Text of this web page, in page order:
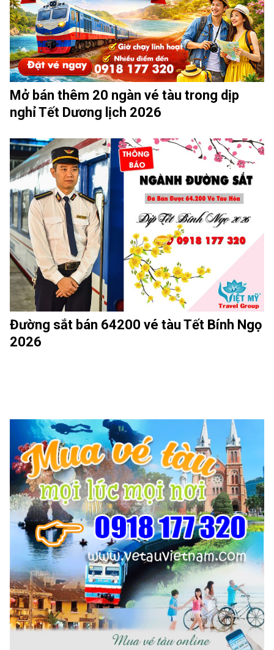
Mở bán thêm 20 ngàn vé tàu trong dịp
nghỉ Tết Dương lịch 2026
Đường sắt bán 64200 vé tàu Tết Bính Ngọ
2026